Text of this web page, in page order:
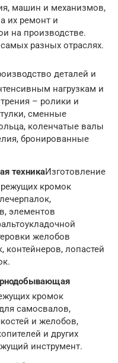
машин и механизмов,
их ремонт и
на производстве.
разных отраслях.
деталей и
нагрузкам и
– ролики и
сменные
коленчатые валы
бронированные
техникаИзготовление
кромок
элементов
желобов
контейнеров, лопастей
кромок
самосвалов,
и желобов,
и других
инструмент.